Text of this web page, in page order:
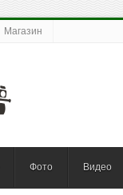
Магазин
Фото Видео